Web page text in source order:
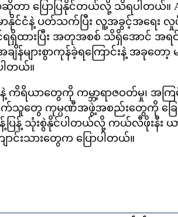
ာ ပြောပြနိုင်တယ်လို့ သိရပါတယ်။
ာနိုင်ငံနဲ့ ပတ်သက်ပြီး လူ့အခွင့်အရေး
ထားပြီး အတုအစစ် သိရှိအောင် အရ
များစွာကုန်ခဲ့ရကြောင်းနဲ့ အခုတော့
ပါတယ်။
ကိရိယာတွေကို ကမ္ဘာ့ရာဇဝတ်မှု၊ အကြ
က်သူတွေ ကုမ္ပဏီအဖွဲ့အစည်းတွေကို ခြ
ပြန့် သုံးစွဲနိုင်ပါတယ်လို့ ကယ်လီဖိုးနီး
င်းသားတွေက ပြောပါတယ်။